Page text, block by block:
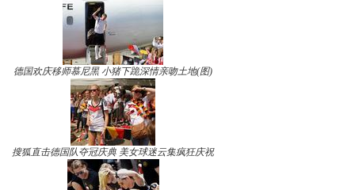
德国欢庆移师慕尼黑 小猪下跪深情亲吻土地(图)
搜狐直击德国队夺冠庆典 美女球迷云集疯狂庆祝